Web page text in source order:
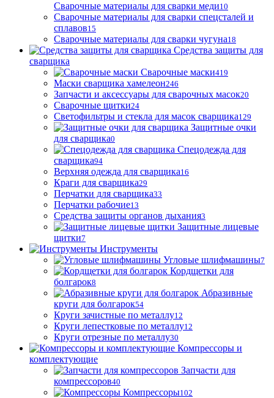
Сварочные материалы для сварки меди10
Сварочные материалы для сварки спецсталей и
сплавов15
Сварочные материалы для сварки чугуна18
Средства защиты для
сварщика
Сварочные маски419
Маски сварщика хамелеон246
Запчасти и аксессуары для сварочных масок20
Сварочные щитки24
Светофильтры и стекла для масок сварщика129
Защитные очки
для сварщика0
Спецодежда для
сварщика94
Верхняя одежда для сварщика16
Краги для сварщика29
Перчатки для сварщика33
Перчатки рабочие13
Средства защиты органов дыхания3
Защитные лицевые
щитки7
Инструменты
Угловые шлифмашины7
Кордщетки для
болгарок8
Абразивные
круги для болгарок54
Круги зачистные по металлу12
Круги лепестковые по металлу12
Круги отрезные по металлу30
Компрессоры и
комплектующие
Запчасти для
компрессоров40
Компрессоры102